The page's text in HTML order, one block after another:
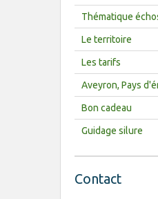
Thématique
Le territoire
Les tarifs
Aveyron, Pays
Bon cadeau
Guidage silure
Contact